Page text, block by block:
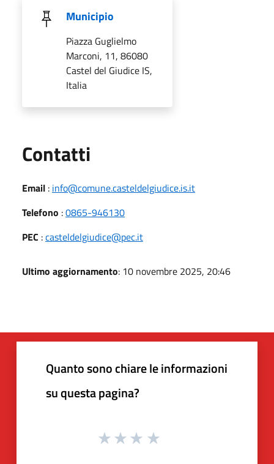
Municipio
Piazza Guglielmo
Marconi, 11, 86080
Castel del Giudice IS,
Italia
Contatti
Email : info@comune.casteldelgiudice.is.it
Telefono :0865-946130
PEC :casteldelgiudice@pec.it
Ultimo aggiornamento: 10 novembre 2025, 20:46
Quanto sono chiare le informazioni
su questa pagina?